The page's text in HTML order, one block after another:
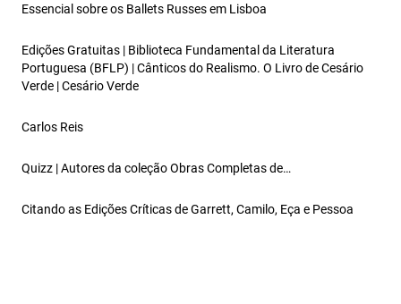
Essencial sobre os Ballets Russes em Lisboa
Edições Gratuitas | Biblioteca Fundamental da Literatura
Portuguesa (BFLP) | Cânticos do Realismo. O Livro de Cesário
Verde | Cesário Verde
Carlos Reis
Quizz | Autores da coleção Obras Completas de…
Citando as Edições Críticas de Garrett, Camilo, Eça e Pessoa